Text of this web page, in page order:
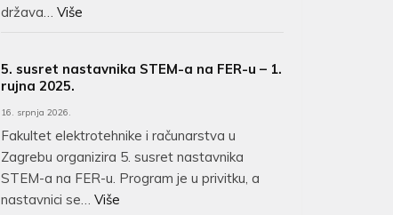
država…Više
5. susret nastavnika STEM-a na FER-u – 1.
rujna 2025.
16. srpnja 2026.
Fakultet elektrotehnike i računarstva u
Zagrebu organizira 5. susret nastavnika
STEM-a na FER-u. Program je u privitku, a
nastavnici se…Više